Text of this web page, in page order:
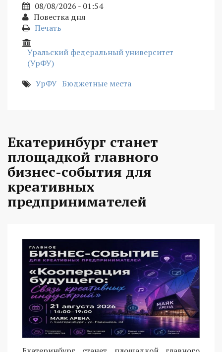
08/08/2026 - 01:54
Повестка дня
Печать
Уральский федеральный университет
(УрФУ)
УрФУ Бюджетные места
Екатеринбург станет
площадкой главного
бизнес-события для
креативных
предпринимателей